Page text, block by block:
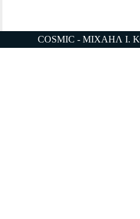
COSMIC - ΜΙΧΑΗΛ Ι.